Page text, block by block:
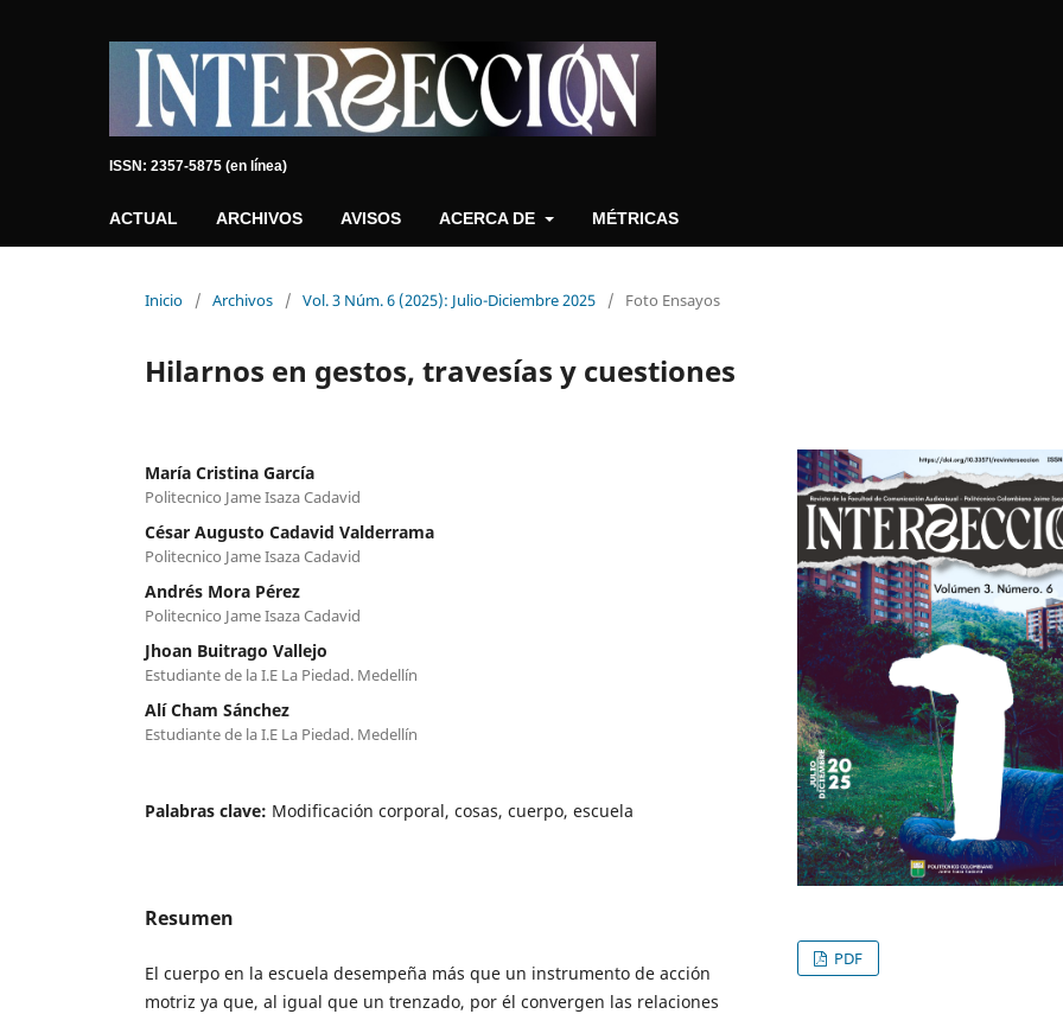
ISSN: 2357-5875 (en línea)
ACTUAL ARCHIVOS AVISOS ACERCA DE MÉTRICAS
Inicio / Archivos / Vol. 3 Núm. 6 (2025): Julio-Diciembre 2025 / Foto Ensayos
Hilarnos en gestos, travesías y cuestiones
María Cristina García
Politecnico Jame Isaza Cadavid
César Augusto Cadavid Valderrama
Politecnico Jame Isaza Cadavid
Andrés Mora Pérez
Politecnico Jame Isaza Cadavid
Jhoan Buitrago Vallejo
Estudiante de la I.E La Piedad. Medellín
Alí Cham Sánchez
Estudiante de la I.E La Piedad. Medellín
Palabras clave: Modificación corporal, cosas, cuerpo, escuela
Resumen
El cuerpo en la escuela desempeña más que un instrumento de acción
motriz ya que, al igual que un trenzado, por él convergen las relaciones
PDF